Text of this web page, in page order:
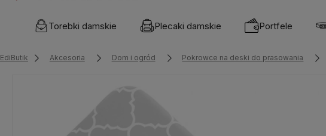
Torebki damskie Plecaki damskie Portfele
EdiButik Akcesoria Dom i ogród Pokrowce na deski do prasowania